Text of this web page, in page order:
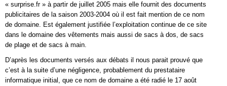
« surprise.fr » à partir de juillet 2005 mais elle fournit des documents
publicitaires de la saison 2003-2004 où il est fait mention de ce nom
de domaine. Est également justifiée l’exploitation continue de ce site
dans le domaine des vêtements mais aussi de sacs à dos, de sacs
de plage et de sacs à main.
D’après les documents versés aux débats il nous parait prouvé que
c’est à la suite d’une négligence, probablement du prestataire
informatique initial, que ce nom de domaine a été radié le 17 août